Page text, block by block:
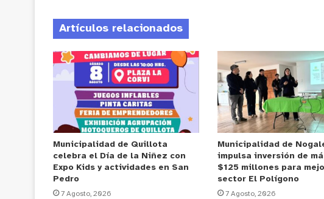
Artículos relacionados
Municipalidad de Quillota
celebra el Día de la Niñez con
Expo Kids y actividades en San
Pedro
7 Agosto, 2026
Municipalidad de
impulsa inversión de
$125 millones para
sector El Polígono
7 Agosto, 2026